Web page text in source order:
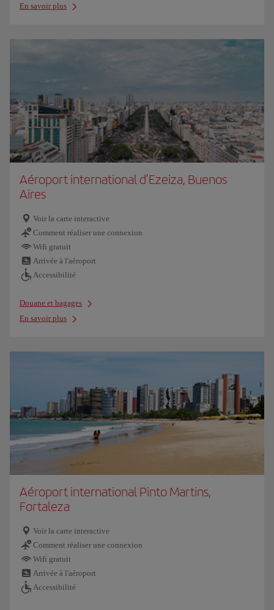
En savoir plus
Aéroport international d’Ezeiza, Buenos
Aires
Voir la carte interactive
Comment réaliser une connexion
Wifi gratuit
Arrivée à l'aéroport
Accessibilité
Douane et bagages
En savoir plus
Aéroport international Pinto Martins,
Fortaleza
Voir la carte interactive
Comment réaliser une connexion
Wifi gratuit
Arrivée à l'aéroport
Accessibilité